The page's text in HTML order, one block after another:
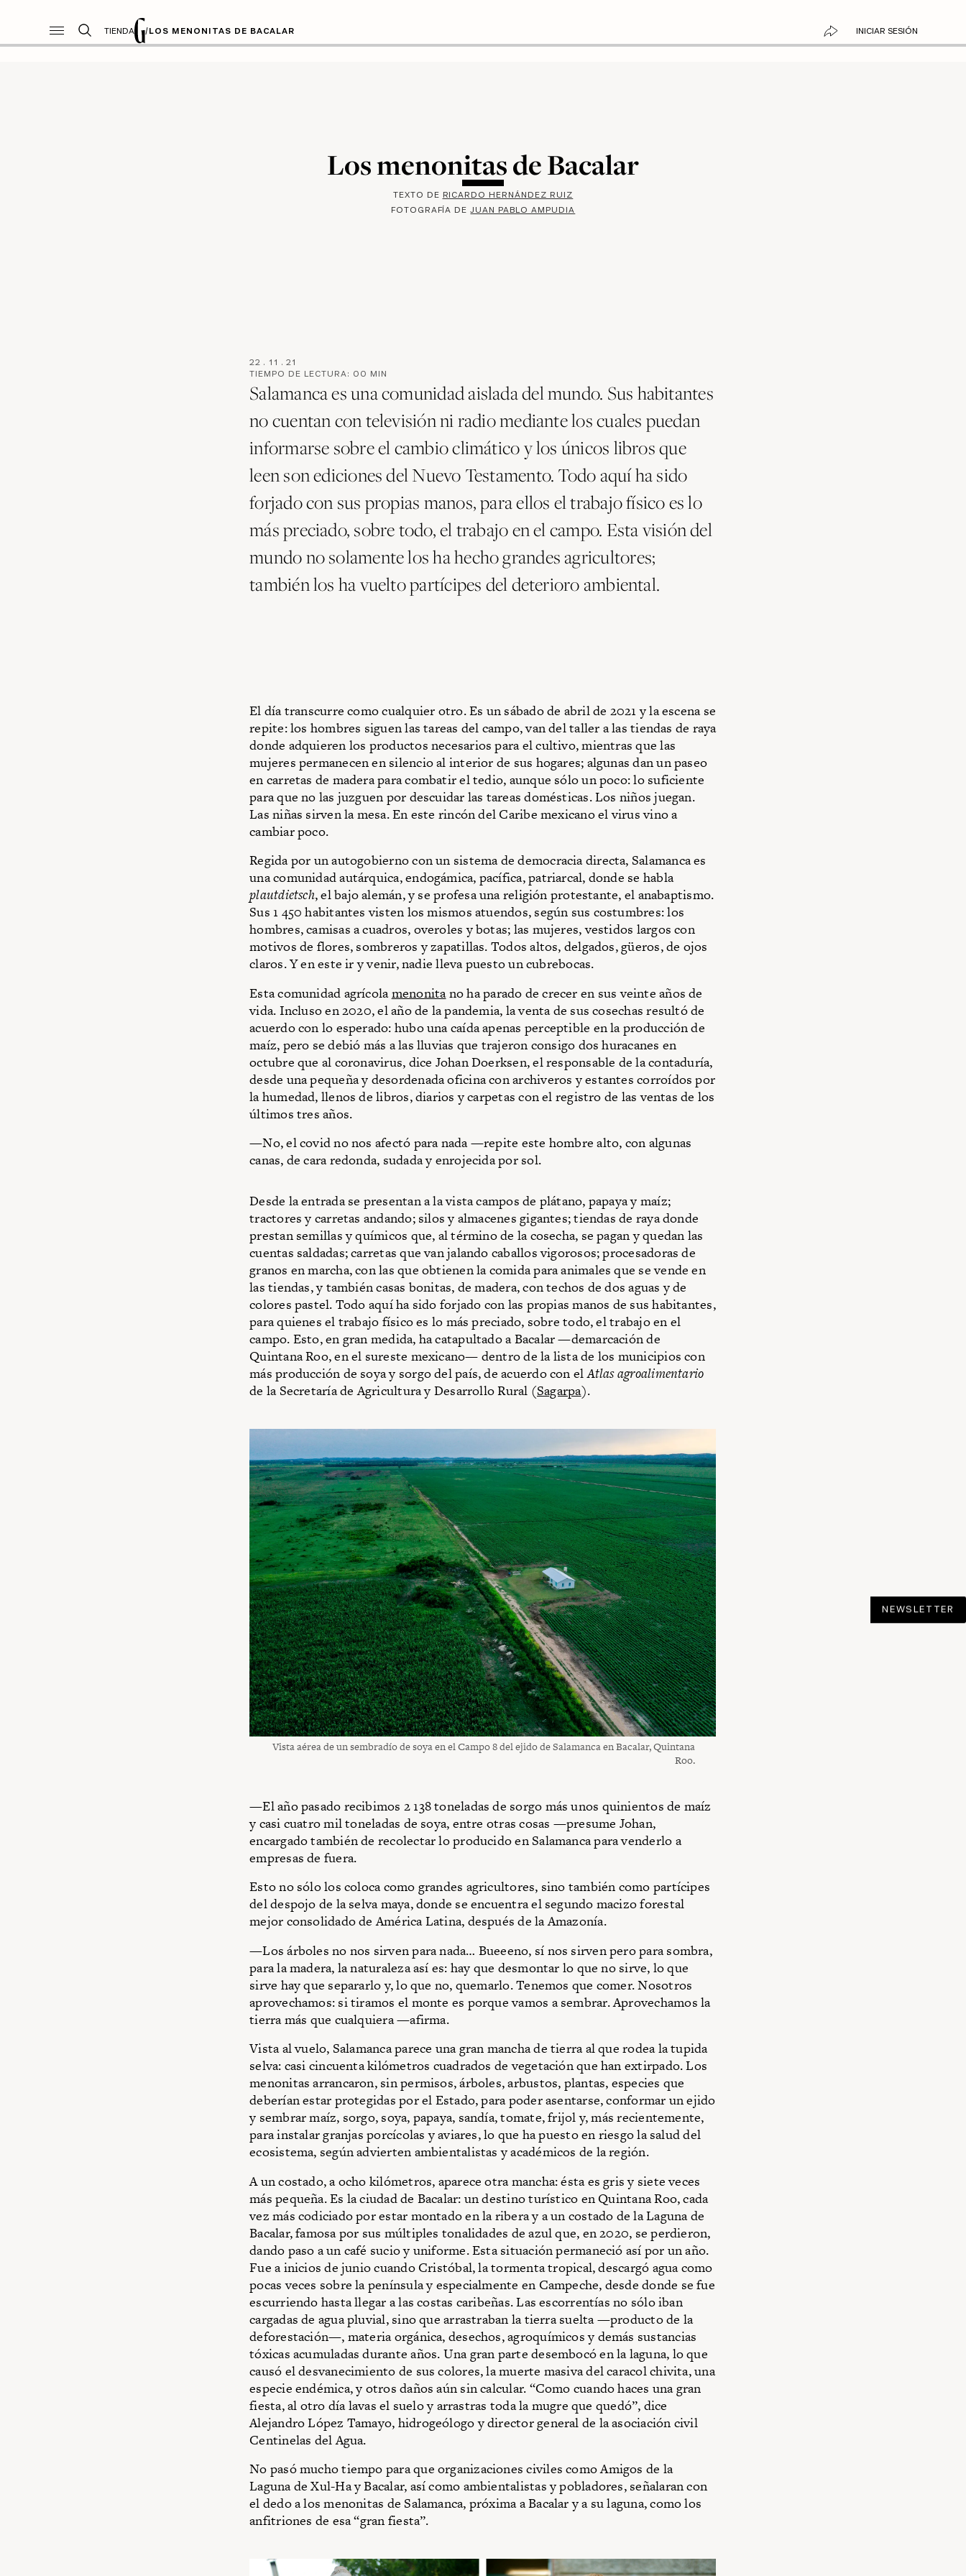
TIENDA /LOS MENONITAS DE BACALAR INICIAR SESIÓN
Los menonitas de Bacalar
TEXTO DE RICARDO HERNÁNDEZ RUIZ
FOTOGRAFÍA DEJUAN PABLO AMPUDIA
22 . 11 . 21
TIEMPO DE LECTURA: 00 MIN
Salamanca es una comunidad aislada del mundo. Sus habitantes
no cuentan con televisión ni radio mediante los cuales puedan
informarse sobre el cambio climático y los únicos libros que
leen son ediciones del Nuevo Testamento. Todo aquí ha sido
forjado con sus propias manos, para ellos el trabajo físico es lo
más preciado, sobre todo, el trabajo en el campo. Esta visión del
mundo no solamente los ha hecho grandes agricultores;
también los ha vuelto partícipes del deterioro ambiental.
El día transcurre como cualquier otro. Es un sábado de abril de 2021 y la escena se
repite: los hombres siguen las tareas del campo, van del taller a las tiendas de raya
donde adquieren los productos necesarios para el cultivo, mientras que las
mujeres permanecen en silencio al interior de sus hogares; algunas dan un paseo
en carretas de madera para combatir el tedio, aunque sólo un poco: lo suficiente
para que no las juzguen por descuidar las tareas domésticas. Los niños juegan.
Las niñas sirven la mesa. En este rincón del Caribe mexicano el virus vino a
cambiar poco.
Regida por un autogobierno con un sistema de democracia directa, Salamanca es
una comunidad autárquica, endogámica, pacífica, patriarcal, donde se habla
plautdietsch, el bajo alemán, y se profesa una religión protestante, el anabaptismo.
Sus 1 450 habitantes visten los mismos atuendos, según sus costumbres: los
hombres, camisas a cuadros, overoles y botas; las mujeres, vestidos largos con
motivos de flores, sombreros y zapatillas. Todos altos, delgados, güeros, de ojos
claros. Y en este ir y venir, nadie lleva puesto un cubrebocas.
Esta comunidad agrícolamenonitano ha parado de crecer en sus veinte años de
vida. Incluso en 2020, el año de la pandemia, la venta de sus cosechas resultó de
acuerdo con lo esperado: hubo una caída apenas perceptible en la producción de
maíz, pero se debió más a las lluvias que trajeron consigo dos huracanes en
octubre que al coronavirus, dice Johan Doerksen, el responsable de la contaduría,
desde una pequeña y desordenada oficina con archiveros y estantes corroídos por
la humedad, llenos de libros, diarios y carpetas con el registro de las ventas de los
últimos tres años.
—No, el covid no nos afectó para nada —repite este hombre alto, con algunas
canas, de cara redonda, sudada y enrojecida por sol.
Desde la entrada se presentan a la vista campos de plátano, papaya y maíz;
tractores y carretas andando; silos y almacenes gigantes; tiendas de raya donde
prestan semillas y químicos que, al término de la cosecha, se pagan y quedan las
cuentas saldadas; carretas que van jalando caballos vigorosos; procesadoras de
granos en marcha, con las que obtienen la comida para animales que se vende en
las tiendas, y también casas bonitas, de madera, con techos de dos aguas y de
colores pastel. Todo aquí ha sido forjado con las propias manos de sus habitantes,
para quienes el trabajo físico es lo más preciado, sobre todo, el trabajo en el
campo. Esto, en gran medida, ha catapultado a Bacalar —demarcación de
Quintana Roo, en el sureste mexicano— dentro de la lista de los municipios con
más producción de soya y sorgo del país, de acuerdo con elAtlas agroalimentario
de la Secretaría de Agricultura y Desarrollo Rural (Sagarpa).
Vista aérea de un sembradío de soya en el Campo 8 del ejido de Salamanca en Bacalar, Quintana
Roo.
—El año pasado recibimos 2 138 toneladas de sorgo más unos quinientos de maíz
y casi cuatro mil toneladas de soya, entre otras cosas —presume Johan,
encargado también de recolectar lo producido en Salamanca para venderlo a
empresas de fuera.
Esto no sólo los coloca como grandes agricultores, sino también como partícipes
del despojo de la selva maya, donde se encuentra el segundo macizo forestal
mejor consolidado de América Latina, después de la Amazonía.
—Los árboles no nos sirven para nada… Bueeeno, sí nos sirven pero para sombra,
para la madera, la naturaleza así es: hay que desmontar lo que no sirve, lo que
sirve hay que separarlo y, lo que no, quemarlo. Tenemos que comer. Nosotros
aprovechamos: si tiramos el monte es porque vamos a sembrar. Aprovechamos la
tierra más que cualquiera —afirma.
Vista al vuelo, Salamanca parece una gran mancha de tierra al que rodea la tupida
selva: casi cincuenta kilómetros cuadrados de vegetación que han extirpado. Los
menonitas arrancaron, sin permisos, árboles, arbustos, plantas, especies que
deberían estar protegidas por el Estado, para poder asentarse, conformar un ejido
y sembrar maíz, sorgo, soya, papaya, sandía, tomate, frijol y, más recientemente,
para instalar granjas porcícolas y aviares, lo que ha puesto en riesgo la salud del
ecosistema, según advierten ambientalistas y académicos de la región.
A un costado, a ocho kilómetros, aparece otra mancha: ésta es gris y siete veces
más pequeña. Es la ciudad de Bacalar: un destino turístico en Quintana Roo, cada
vez más codiciado por estar montado en la ribera y a un costado de la Laguna de
Bacalar, famosa por sus múltiples tonalidades de azul que, en 2020, se perdieron,
dando paso a un café sucio y uniforme. Esta situación permaneció así por un año.
Fue a inicios de junio cuando Cristóbal, la tormenta tropical, descargó agua como
pocas veces sobre la península y especialmente en Campeche, desde donde se fue
escurriendo hasta llegar a las costas caribeñas. Las escorrentías no sólo iban
cargadas de agua pluvial, sino que arrastraban la tierra suelta —producto de la
deforestación—, materia orgánica, desechos, agroquímicos y demás sustancias
tóxicas acumuladas durante años. Una gran parte desembocó en la laguna, lo que
causó el desvanecimiento de sus colores, la muerte masiva del caracol chivita, una
especie endémica, y otros daños aún sin calcular. “Como cuando haces una gran
fiesta, al otro día lavas el suelo y arrastras toda la mugre que quedó”, dice
Alejandro López Tamayo, hidrogeólogo y director general de la asociación civil
Centinelas del Agua.
No pasó mucho tiempo para que organizaciones civiles como Amigos de la
Laguna de Xul-Ha y Bacalar, así como ambientalistas y pobladores, señalaran con
el dedo a los menonitas de Salamanca, próxima a Bacalar y a su laguna, como los
anfitriones de esa “gran fiesta”.
NEWSLETTER